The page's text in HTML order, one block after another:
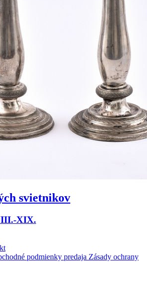
svietnikov
XIX.
podmienky predaja Zásady ochrany